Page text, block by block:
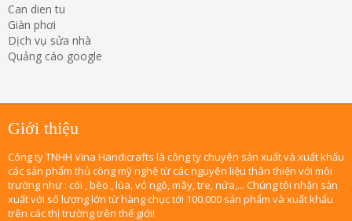
Can dien tu
Giàn phơi
Dịch vụ sửa nhà
Quảng cáo google
Giới thiệu
Công ty TNHH Vina Handicrafts là công ty chuyên sản xuất và xuất khẩu
các sản phẩm thủ công mỹ nghệ từ các nguyên liệu thân thiện với môi
trường như : cói , bèo , lúa, vỏ ngô, mây, tre, nứa,... Chúng tôi nhận sản
xuất với số lượng lớn từ hàng chục tới 100.000 sản phẩm và xuất khẩu
trên các thị trường trên thế giới!